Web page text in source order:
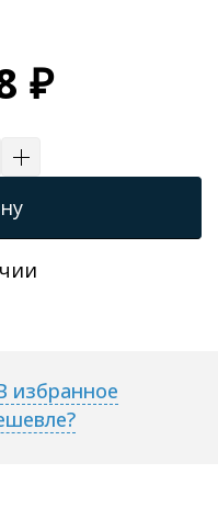
₽
избранное